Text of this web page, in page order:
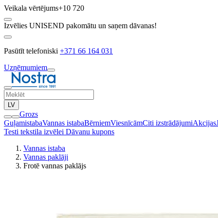
Veikala vērtējums+10 720
Izvēlies UNISEND pakomātu un saņem dāvanas!
Pasūtīt telefoniski +371 66 164 031
Uzņēmumiem
LV
Grozs
GuļamistabaVannas istabaBērniemViesnīcāmCiti izstrādājumiAkcijas
Testi tekstila izvēlei Dāvanu kupons
Vannas istaba
Vannas paklāji
Frotē vannas paklājs